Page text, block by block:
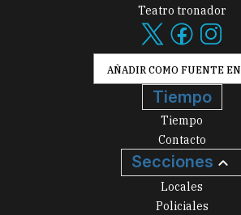
Teatro tronador
AÑADIR COMO FUENTE EN
Tiempo
Tiempo
Contacto
Secciones
Locales
Policiales